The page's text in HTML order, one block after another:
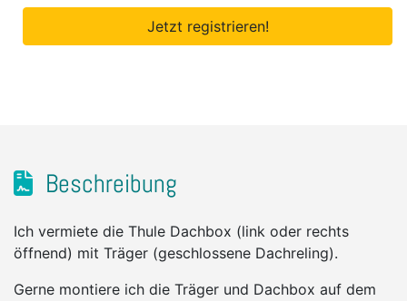
Jetzt registrieren!
Beschreibung
Ich vermiete die Thule Dachbox (link oder rechts
öffnend) mit Träger (geschlossene Dachreling).
Gerne montiere ich die Träger und Dachbox auf dem